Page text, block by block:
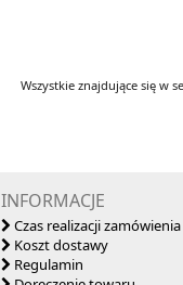
Wszystkie znajdujące się w
INFORMACJE
Czas realizacji zamówienia
Koszt dostawy
Regulamin